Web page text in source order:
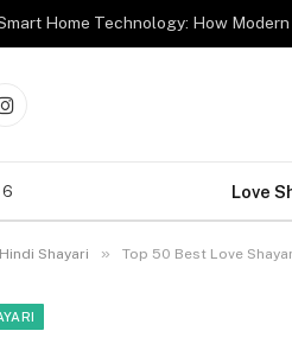
Instagram
6 Love
Hindi Shayari » Top 50 Best Love Shayari